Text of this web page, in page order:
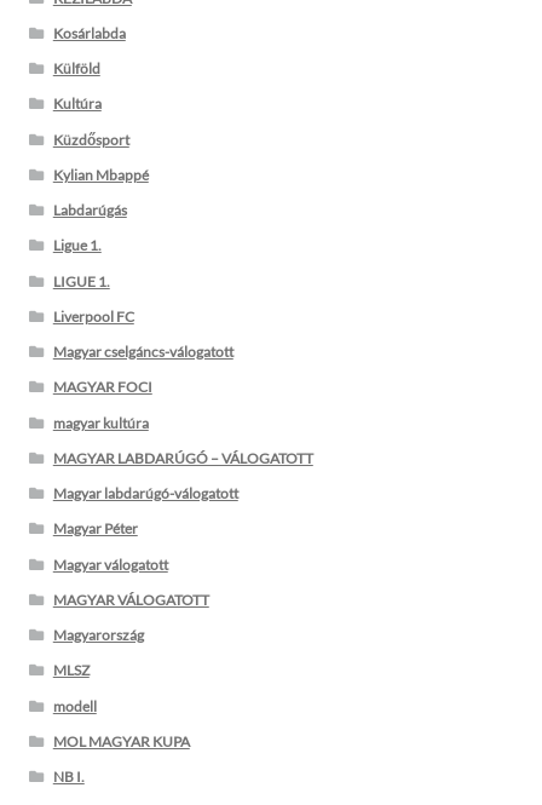
Kosárlabda
Külföld
Kultúra
Küzdősport
Kylian Mbappé
Labdarúgás
Ligue 1.
LIGUE 1.
Liverpool FC
Magyar cselgáncs-válogatott
MAGYAR FOCI
magyar kultúra
MAGYAR LABDARÚGÓ – VÁLOGATOTT
Magyar labdarúgó-válogatott
Magyar Péter
Magyar válogatott
MAGYAR VÁLOGATOTT
Magyarország
MLSZ
modell
MOL MAGYAR KUPA
NB I.